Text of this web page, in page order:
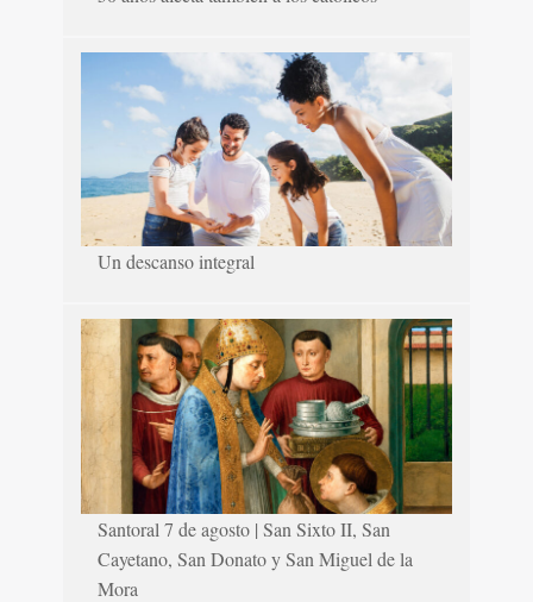
Un descanso integral
Santoral 7 de agosto | San Sixto II, San
Cayetano, San Donato y San Miguel de la
Mora